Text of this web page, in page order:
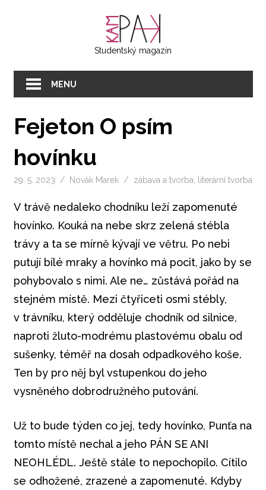
Studentský magazín
MENU
Fejeton O psím
hovínku
29. 5. 2023 Novák Marek zábava a tvorba literární tvorba
V trávě nedaleko chodníku leží zapomenuté
hovínko. Kouká na nebe skrz zelená stébla
trávy a ta se mírně kývají ve větru. Po nebi
putují bílé mraky a hovínko má pocit, jako by se
pohybovalo s nimi. Ale ne… zůstává pořád na
stejném místě. Mezi čtyřiceti osmi stébly,
v trávníku, který odděluje chodník od silnice,
naproti žluto-modrému plastovému obalu od
sušenky, téměř na dosah odpadkového koše.
Ten by pro něj byl vstupenkou do jeho
vysněného dobrodružného putování.
Už to bude týden co jej, tedy hovínko, Punťa na
tomto místě nechal a jeho PÁN SE ANI
NEOHLÉDL. Ještě stále to nepochopilo. Cítilo
se odhožené, zrazené a zapomenuté. Kdyby